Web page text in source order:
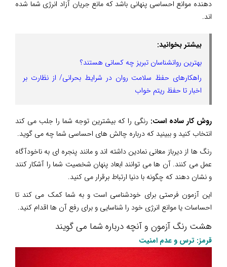
دهنده موانع احساسی پنهانی باشد که مانع جریان آزاد انرژی شما شده
اند.
بیشتر بخوانید:
بهترین روانشناسان تبریز چه کسانی هستند؟
راهکارهای حفظ سلامت روان در شرایط بحرانی/ از نظارت بر
اخبار تا حفظ ریتم خواب
روش کار ساده است: رنگی را که بیشترین توجه شما را جلب می کند
انتخاب کنید و ببینید که درباره چالش های احساسی شما چه می گوید.
رنگ ها از دیرباز معانی نمادین داشته اند و مانند پنجره ای به ناخودآگاه
عمل می کنند. آن ها می توانند ابعاد پنهان شخصیت شما را آشکار کنند
و نشان دهند که چگونه با دنیا ارتباط برقرار می کنید.
این آزمون فرصتی برای خودشناسی است و به شما کمک می کند تا
احساسات یا موانع انرژی خود را شناسایی و برای رفع آن ها اقدام کنید.
هشت رنگ آزمون و آنچه درباره شما می گویند
قرمز: ترس و عدم امنیت